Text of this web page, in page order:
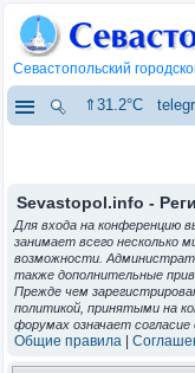
Севастопольский
⇑31.2°C
Sevastopol.info -
Для входа на конференцию
занимает всего несколько
возможности.
также дополнительные
Прежде чем
политикой, принятыми на
форумах означает согласие
Общие правила